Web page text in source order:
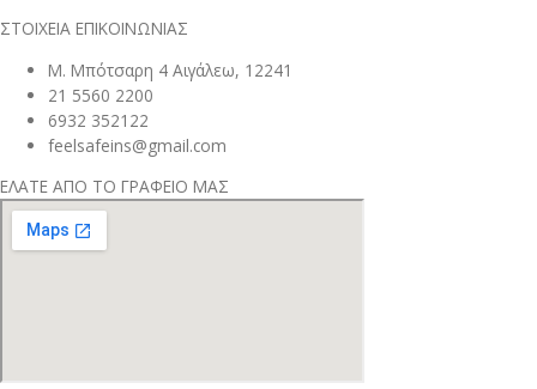
ΣΤΟΙΧΕΙΑ ΕΠΙΚΟΙΝΩΝΙΑΣ
Μ. Μπότσαρη 4 Αιγάλεω, 12241
21 5560 2200
6932 352122
feelsafeins@gmail.com
ΕΛΑΤΕ ΑΠΟ ΤΟ ΓΡΑΦΕΙΟ ΜΑΣ